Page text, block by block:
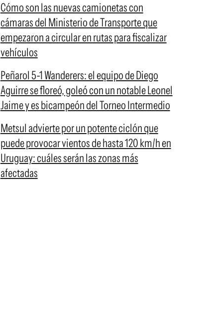
Cómo son las nuevas camionetas con
cámaras del Ministerio de Transporte que
empezaron a circular en rutas para fiscalizar
vehículos
Peñarol 5-1 Wanderers: el equipo de Diego
Aguirre se floreó, goleó con un notable Leonel
Jaime y es bicampeón del Torneo Intermedio
Metsul advierte por un potente ciclón que
puede provocar vientos de hasta 120 km/h en
Uruguay: cuáles serán las zonas más
afectadas